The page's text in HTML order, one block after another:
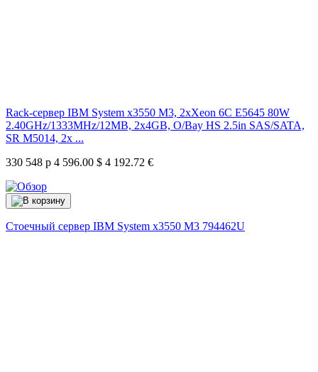
Rack-сервер IBM System x3550 M3, 2xXeon 6C E5645 80W
2.40GHz/1333MHz/12MB, 2x4GB, O/Bay HS 2.5in SAS/SATA,
SR M5014, 2x ...
330 548 р 4 596.00 $ 4 192.72 €
Стоечный сервер IBM System x3550 M3 794462U